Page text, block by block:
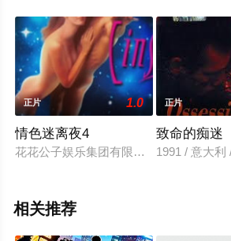
正片 1.0
情色迷离夜4
花花公子娱乐集团有限公司出品的四部
正片
致命的痴迷
1991 / 意大利
相关推荐